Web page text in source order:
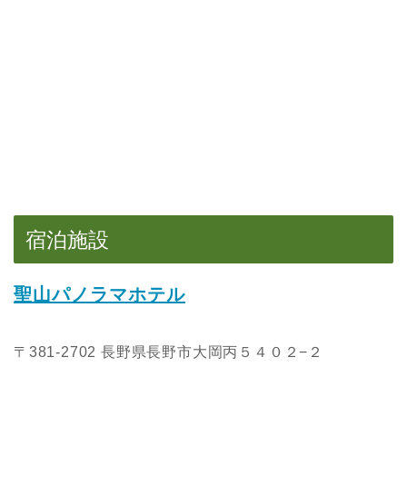
宿泊施設
聖山パノラマホテル
〒381-2702 長野県長野市大岡丙５４０２−２